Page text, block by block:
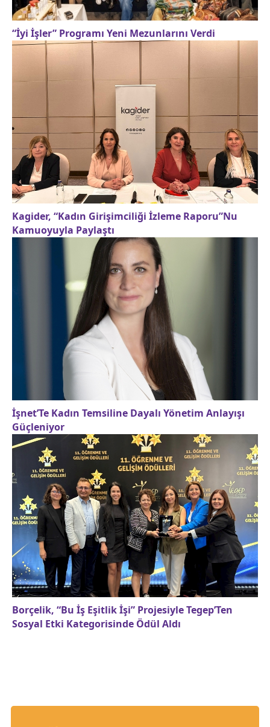
“İyi İşler” Programı Yeni Mezunlarını Verdi
Kagider, “Kadın Girişimciliği İzleme Raporu”Nu
Kamuoyuyla Paylaştı
İşnet’Te Kadın Temsiline Dayalı Yönetim Anlayışı
Güçleniyor
Borçelik, “Bu İş Eşitlik İşi” Projesiyle Tegep’Ten
Sosyal Etki Kategorisinde Ödül Aldı